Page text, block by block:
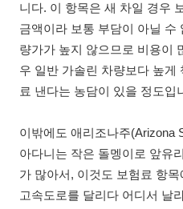
니다. 이 항목은 새 차일 경우
금액이라 보통 부담이 아닐 수
량가가 높지 않으므로 비용이
우 일반 가솔린 차량보다 높게
료 낸다는 농담이 있을 정도입
이밖에도 애리조나주(Arizona
아다니는 작은 돌멩이로 앞유
가 많아서, 이것도 보험료 항
고속도로를 달리다 어디서 날